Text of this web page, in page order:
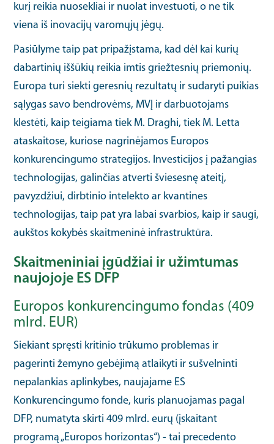
kurį reikia nuosekliai ir nuolat investuoti, o ne tik
viena iš inovacijų varomųjų jėgų.
Pasiūlyme taip pat pripažįstama, kad dėl kai kurių
dabartinių iššūkių reikia imtis griežtesnių priemonių.
Europa turi siekti geresnių rezultatų ir sudaryti puikias
sąlygas savo bendrovėms, MVĮ ir darbuotojams
klestėti, kaip teigiama tiek M. Draghi, tiek M. Letta
ataskaitose, kuriose nagrinėjamos Europos
konkurencingumo strategijos. Investicijos į pažangias
technologijas, galinčias atverti šviesesnę ateitį,
pavyzdžiui, dirbtinio intelekto ar kvantines
technologijas, taip pat yra labai svarbios, kaip ir saugi,
aukštos kokybės skaitmeninė infrastruktūra.
Skaitmeniniai įgūdžiai ir užimtumas
naujojoje ES DFP
Europos konkurencingumo fondas (409
mlrd. EUR)
Siekiant spręsti kritinio trūkumo problemas ir
pagerinti žemyno gebėjimą atlaikyti ir sušvelninti
nepalankias aplinkybes, naujajame ES
Konkurencingumo fonde, kuris planuojamas pagal
DFP, numatyta skirti 409 mlrd. eurų (įskaitant
programą „Europos horizontas“) - tai precedento